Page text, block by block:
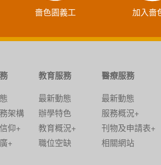
嗇色園義工 加入嗇
架構
仰+
+
教育服務
最新動態
辦學特色
教育概況+
職位空缺
醫療服務
最新動態
服務概況+
刊物及申請表+
相關網站